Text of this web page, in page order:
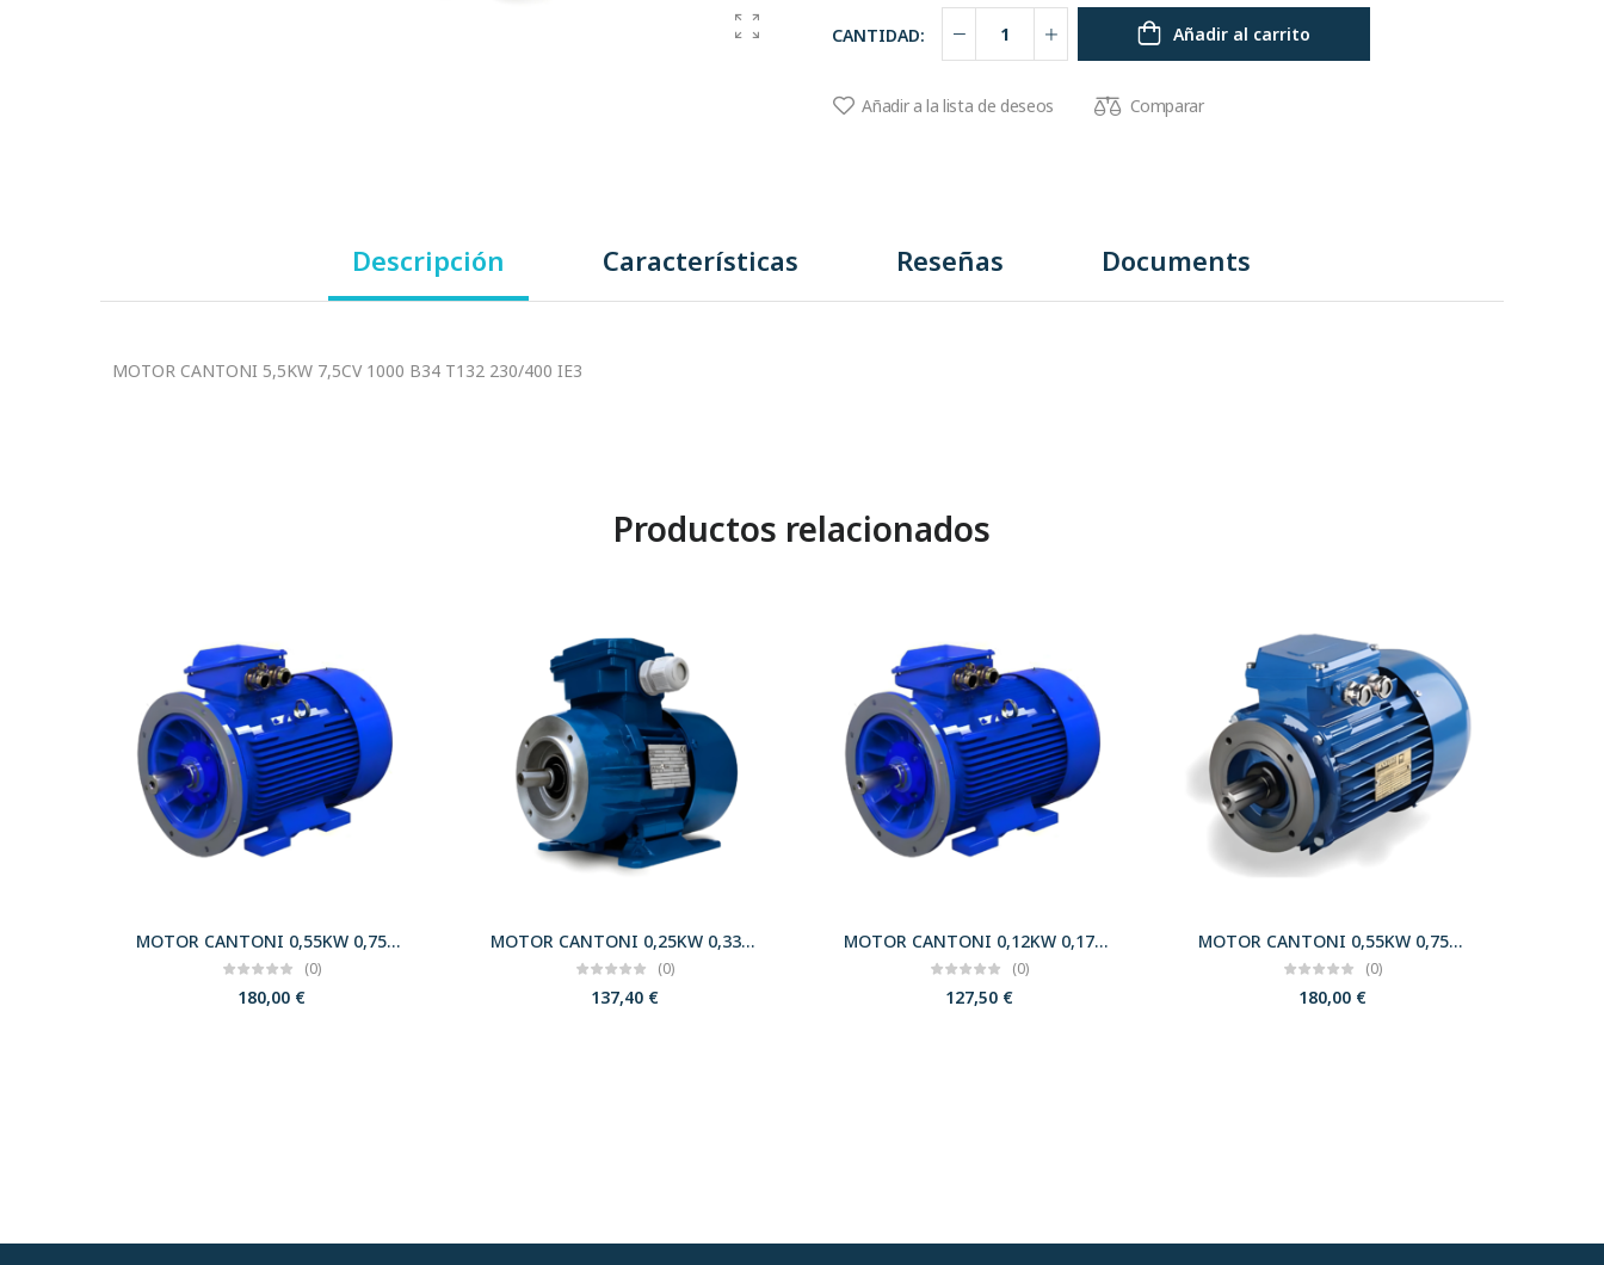
CANTIDAD: Añadir al carrito
Añadir a la lista de deseos Comparar
Descripción Características Reseñas Documents
MOTOR CANTONI 5,5KW 7,5CV 1000 B34 T132 230/400 IE3
Productos relacionados
MOTOR CANTONI 0,55KW 0,75CV 3000 B35 T71 230/400 IE2
(0)
180,00 €
MOTOR CANTONI 0,25KW 0,33CV 3000 B34 T63 230/400 IE2
(0)
137,40 €
MOTOR CANTONI 0,12KW 0,17CV 3000 B35 T56 230/400 IE2
(0)
127,50 €
MOTOR CANTONI 0,55KW 0,75CV 3000 B14 T71 230/400 IE2
(0)
180,00 €